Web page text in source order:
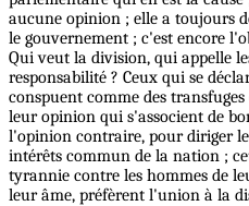
aucune opinion ; elle a toujours
le gouvernement ; c'est encore
Qui veut la division, qui appelle
responsabilité ? Ceux qui se
conspuent comme des
leur opinion qui s'associent de
l'opinion contraire, pour diriger
intérêts commun de la nation ;
tyrannie contre les hommes de
leur âme, préfèrent l'union à la